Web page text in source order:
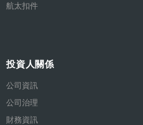
航太扣件
投資人關係
公司資訊
公司治理
財務資訊